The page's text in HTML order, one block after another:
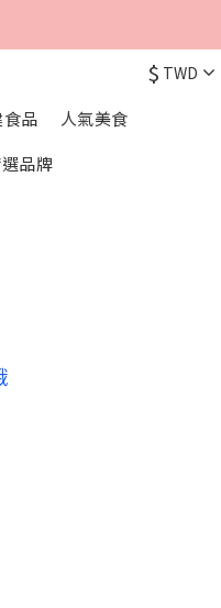
$ TWD
食品
人氣美食
品牌